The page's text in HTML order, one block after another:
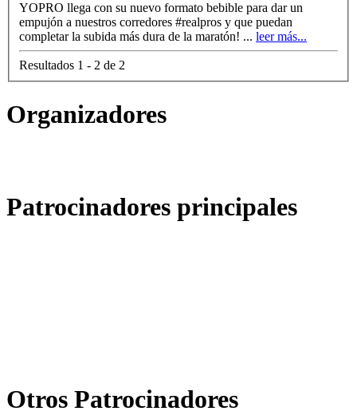
YOPRO llega con su nuevo formato bebible para dar un
empujón a nuestros corredores #realpros y que puedan
completar la subida más dura de la maratón! ... leer más...
Resultados 1 - 2 de 2
Organizadores
Patrocinadores principales
Otros Patrocinadores